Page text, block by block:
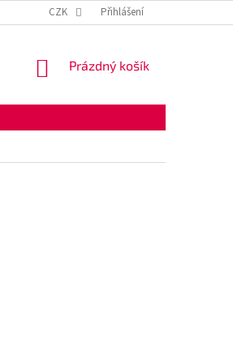
OBCHODNÍ PODMÍNKY
CZK Přihlášení
NÁKUPNÍ
Prázdný košík